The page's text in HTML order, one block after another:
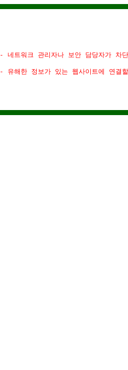
- 네트워크 관리자나 보안 담당자가 차
- 유해한 정보가 있는 웹사이트에 연결